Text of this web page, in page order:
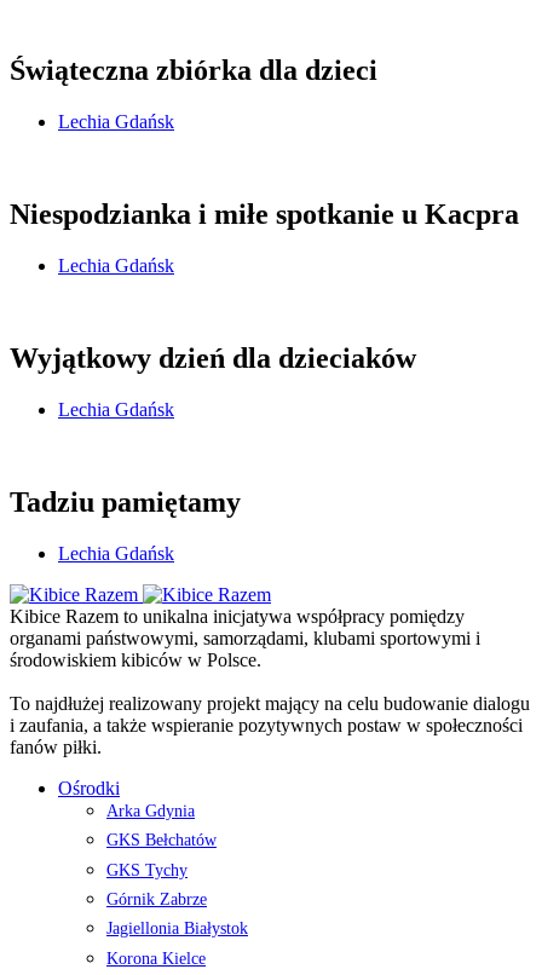
Świąteczna zbiórka dla dzieci
Lechia Gdańsk
Niespodzianka i miłe spotkanie u Kacpra
Lechia Gdańsk
Wyjątkowy dzień dla dzieciaków
Lechia Gdańsk
Tadziu pamiętamy
Lechia Gdańsk
Kibice Razem to unikalna inicjatywa współpracy pomiędzy
organami państwowymi, samorządami, klubami sportowymi i
środowiskiem kibiców w Polsce.
To najdłużej realizowany projekt mający na celu budowanie dialogu
i zaufania, a także wspieranie pozytywnych postaw w społeczności
fanów piłki.
Ośrodki
Arka Gdynia
GKS Bełchatów
GKS Tychy
Górnik Zabrze
Jagiellonia Białystok
Korona Kielce